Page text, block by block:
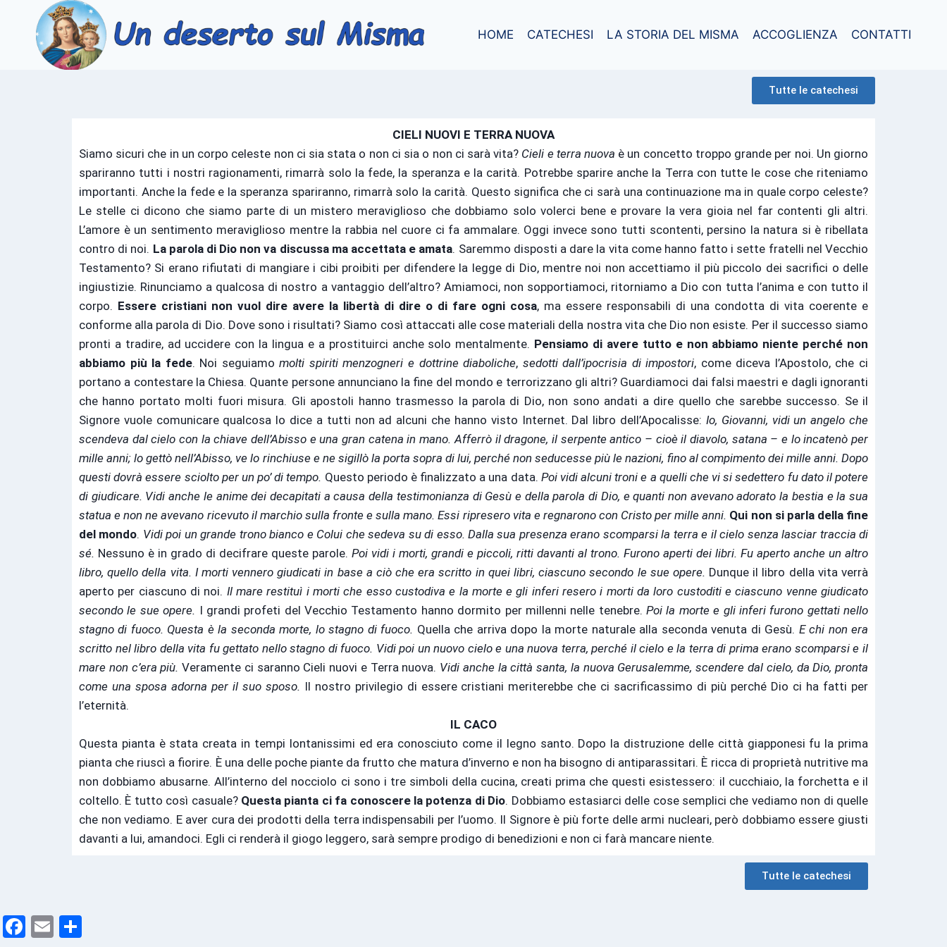
HOME CATECHESI LA STORIA DEL MISMA ACCOGLIENZA CONTATTI
Tutte le catechesi
CIELI NUOVI E TERRA NUOVA
Siamo sicuri che in un corpo celeste non ci sia stata o non ci sia o non ci sarà vita? Cieli e terra nuova è un concetto troppo grande per noi. Un giorno
spariranno tutti i nostri ragionamenti, rimarrà solo la fede, la speranza e la carità. Potrebbe sparire anche la Terra con tutte le cose che riteniamo
importanti. Anche la fede e la speranza spariranno, rimarrà solo la carità. Questo significa che ci sarà una continuazione ma in quale corpo celeste?
Le stelle ci dicono che siamo parte di un mistero meraviglioso che dobbiamo solo volerci bene e provare la vera gioia nel far contenti gli altri.
L’amore è un sentimento meraviglioso mentre la rabbia nel cuore ci fa ammalare. Oggi invece sono tutti scontenti, persino la natura si è ribellata
contro di noi. La parola di Dio non va discussa ma accettata e amata. Saremmo disposti a dare la vita come hanno fatto i sette fratelli nel Vecchio
Testamento? Si erano rifiutati di mangiare i cibi proibiti per difendere la legge di Dio, mentre noi non accettiamo il più piccolo dei sacrifici o delle
ingiustizie. Rinunciamo a qualcosa di nostro a vantaggio dell’altro? Amiamoci, non sopportiamoci, ritorniamo a Dio con tutta l’anima e con tutto il
corpo. Essere cristiani non vuol dire avere la libertà di dire o di fare ogni cosa, ma essere responsabili di una condotta di vita coerente e
conforme alla parola di Dio. Dove sono i risultati? Siamo così attaccati alle cose materiali della nostra vita che Dio non esiste. Per il successo siamo
pronti a tradire, ad uccidere con la lingua e a prostituirci anche solo mentalmente. Pensiamo di avere tutto e non abbiamo niente perché non
abbiamo più la fede. Noi seguiamomolti spiriti menzogneri e dottrine diaboliche, sedotti dall’ipocrisia di impostori, come diceva l’Apostolo, che ci
portano a contestare la Chiesa. Quante persone annunciano la fine del mondo e terrorizzano gli altri? Guardiamoci dai falsi maestri e dagli ignoranti
che hanno portato molti fuori misura. Gli apostoli hanno trasmesso la parola di Dio, non sono andati a dire quello che sarebbe successo. Se il
Signore vuole comunicare qualcosa lo dice a tutti non ad alcuni che hanno visto Internet. Dal libro dell’Apocalisse: Io, Giovanni, vidi un angelo che
scendeva dal cielo con la chiave dell’Abisso e una gran catena in mano. Afferrò il dragone, il serpente antico – cioè il diavolo, satana – e lo incatenò per
mille anni; lo gettò nell’Abisso, ve lo rinchiuse e ne sigillò la porta sopra di lui, perché non seducesse più le nazioni, fino al compimento dei mille anni. Dopo
questi dovrà essere sciolto per un po’ di tempo. Questo periodo è finalizzato a una data. Poi vidi alcuni troni e a quelli che vi si sedettero fu dato il potere
di giudicare. Vidi anche le anime dei decapitati a causa della testimonianza di Gesù e della parola di Dio, e quanti non avevano adorato la bestia e la sua
statua e non ne avevano ricevuto il marchio sulla fronte e sulla mano. Essi ripresero vita e regnarono con Cristo per mille anni. Qui non si parla della fine
del mondo. Vidi poi un grande trono bianco e Colui che sedeva su di esso. Dalla sua presenza erano scomparsi la terra e il cielo senza lasciar traccia di
sé. Nessuno è in grado di decifrare queste parole. Poi vidi i morti, grandi e piccoli, ritti davanti al trono. Furono aperti dei libri. Fu aperto anche un altro
libro, quello della vita. I morti vennero giudicati in base a ciò che era scritto in quei libri, ciascuno secondo le sue opere. Dunque il libro della vita verrà
aperto per ciascuno di noi. Il mare restituì i morti che esso custodiva e la morte e gli inferi resero i morti da loro custoditi e ciascuno venne giudicato
secondo le sue opere. I grandi profeti del Vecchio Testamento hanno dormito per millenni nelle tenebre. Poi la morte e gli inferi furono gettati nello
stagno di fuoco. Questa è la seconda morte, lo stagno di fuoco. Quella che arriva dopo la morte naturale alla seconda venuta di Gesù. E chi non era
scritto nel libro della vita fu gettato nello stagno di fuoco. Vidi poi un nuovo cielo e una nuova terra, perché il cielo e la terra di prima erano scomparsi e il
mare non c’era più.Veramente ci saranno Cieli nuovi e Terra nuova. Vidi anche la città santa, la nuova Gerusalemme, scendere dal cielo, da Dio, pronta
come una sposa adorna per il suo sposo. Il nostro privilegio di essere cristiani meriterebbe che ci sacrificassimo di più perché Dio ci ha fatti per
l’eternità.
IL CACO
Questa pianta è stata creata in tempi lontanissimi ed era conosciuto come il legno santo. Dopo la distruzione delle città giapponesi fu la prima
pianta che riuscì a fiorire. È una delle poche piante da frutto che matura d’inverno e non ha bisogno di antiparassitari. È ricca di proprietà nutritive ma
non dobbiamo abusarne. All’interno del nocciolo ci sono i tre simboli della cucina, creati prima che questi esistessero: il cucchiaio, la forchetta e il
coltello. È tutto così casuale? Questa pianta ci fa conoscere la potenza di Dio. Dobbiamo estasiarci delle cose semplici che vediamo non di quelle
che non vediamo. E aver cura dei prodotti della terra indispensabili per l’uomo. Il Signore è più forte delle armi nucleari, però dobbiamo essere giusti
davanti a lui, amandoci. Egli ci renderà il giogo leggero, sarà sempre prodigo di benedizioni e non ci farà mancare niente.
Tutte le catechesi
F
E